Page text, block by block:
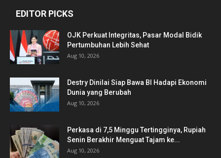
EDITOR PICKS
OJK Perkuat Integritas, Pasar Modal Bidik
Pertumbuhan Lebih Sehat
Aug 10, 2026
Destry Dinilai Siap Bawa BI Hadapi Ekonomi
Dunia yang Berubah
Aug 10, 2026
Perkasa di 7,5 Minggu Tertingginya, Rupiah
Senin Berakhir Menguat Tajam ke...
Aug 10, 2026